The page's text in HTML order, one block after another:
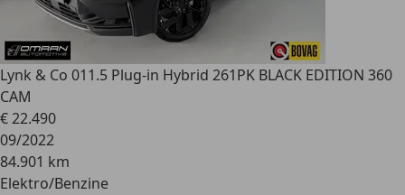
Lynk & Co 011.5 Plug-in Hybrid 261PK BLACK EDITION 360
CAM
€ 22.490
09/2022
84.901 km
Elektro/Benzine